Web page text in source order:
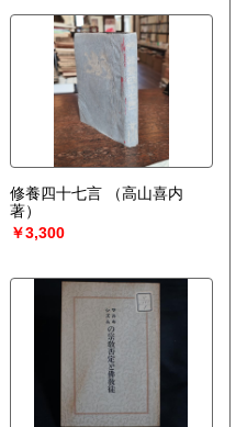
修養四十七言
（高山喜内
著）
￥3,300